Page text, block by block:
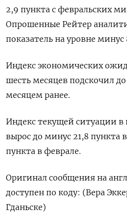
2,9 пункта с февральских
Опрошенные Рейтер
показатель на уровне минус
Индекс экономических
шесть месяцев подскочил до
месяцем ранее.
Индекс текущей ситуации в
вырос до минус 21,8 пункта
пункта в феврале.
Оригинал сообщения на
доступен по коду: (Вера
Гданьске)